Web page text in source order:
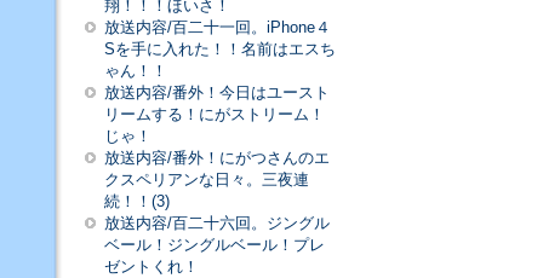
翔！！！ほいさ！
放送内容/百二十一回。iPhone４
Sを手に入れた！！名前はエスち
ゃん！！
放送内容/番外！今日はユースト
リームする！にがストリーム！
じゃ！
放送内容/番外！にがつさんのエ
クスペリアンな日々。三夜連
続！！(3)
放送内容/百二十六回。ジングル
ベール！ジングルベール！プレ
ゼントくれ！